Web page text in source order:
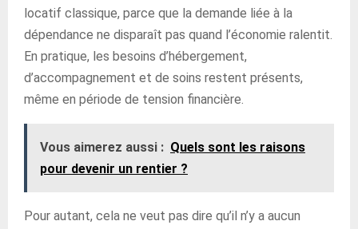
locatif classique, parce que la demande liée à la
dépendance ne disparaît pas quand l’économie ralentit.
En pratique, les besoins d’hébergement,
d’accompagnement et de soins restent présents,
même en période de tension financière.
Vous aimerez aussi : Quels sont les raisons
pour devenir un rentier ?
Pour autant, cela ne veut pas dire qu’il n’y a aucun